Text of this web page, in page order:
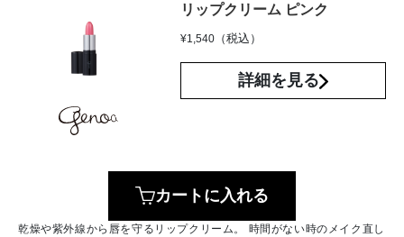
リップクリーム ピンク
¥1,540 （税込）
詳細を見る
カートに入れる
乾燥や紫外線から唇を守るリップクリーム。 時間がない時のメイク直し